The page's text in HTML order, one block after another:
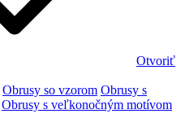
Otvoriť
Obrusy so vzorom Obrusy s
Obrusy s veľkonočným motívom